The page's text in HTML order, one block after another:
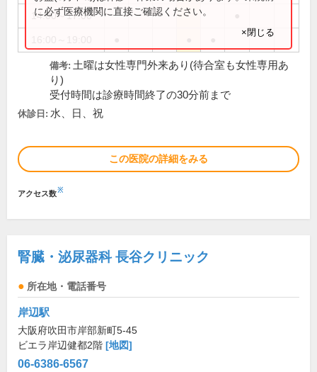
14:00～17:00
に必ず医療機関に直接ご確認ください。
×閉じる
備考: 土曜は女性専門外来あり(待合室も女性専用あ
り)
受付時間は診療時間終了の30分前まで
休診日: 水、日、祝
この医院の詳細をみる
アクセス数※
腎臓・泌尿器科 長谷クリニック
所在地・電話番号
岸辺駅
大阪府吹田市岸部新町5-45
ビエラ岸辺健都2階 [地図]
06-6386-6567